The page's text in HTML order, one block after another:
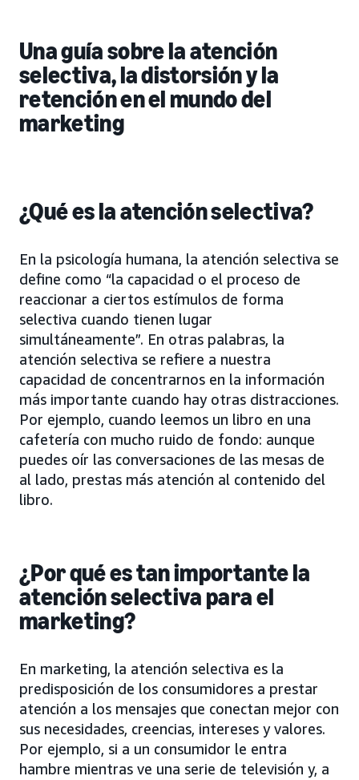
Una guía sobre la atención
selectiva, la distorsión y la
retención en el mundo del
marketing
¿Qué es la atención selectiva?
En la psicología humana, la atención selectiva se
define como “la capacidad o el proceso de
reaccionar a ciertos estímulos de forma
selectiva cuando tienen lugar
simultáneamente”. En otras palabras, la
atención selectiva se refiere a nuestra
capacidad de concentrarnos en la información
más importante cuando hay otras distracciones.
Por ejemplo, cuando leemos un libro en una
cafetería con mucho ruido de fondo: aunque
puedes oír las conversaciones de las mesas de
al lado, prestas más atención al contenido del
libro.
¿Por qué es tan importante la
atención selectiva para el
marketing?
En marketing, la atención selectiva es la
predisposición de los consumidores a prestar
atención a los mensajes que conectan mejor con
sus necesidades, creencias, intereses y valores.
Por ejemplo, si a un consumidor le entra
hambre mientras ve una serie de televisión y, a